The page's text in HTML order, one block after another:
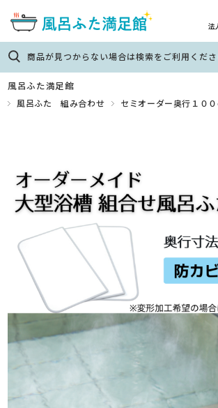
商品が見つからない場合は検索をご利用くだ
風呂ふた満足館
風呂ふた 組み合わせ セミオーダー奥行１０